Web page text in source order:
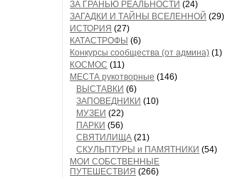
ЗА ГРАНЬЮ РЕАЛЬНОСТИ (24)
ЗАГАДКИ И ТАЙНЫ ВСЕЛЕННОЙ (29)
ИСТОРИЯ (27)
КАТАСТРОФЫ (6)
Конкурсы сообщества (от админа) (1)
КОСМОС (11)
МЕСТА рукотворные (146)
ВЫСТАВКИ (6)
ЗАПОВЕДНИКИ (10)
МУЗЕИ (22)
ПАРКИ (56)
СВЯТИЛИЩА (21)
СКУЛЬПТУРЫ и ПАМЯТНИКИ (54)
МОИ СОБСТВЕННЫЕ
ПУТЕШЕСТВИЯ (266)